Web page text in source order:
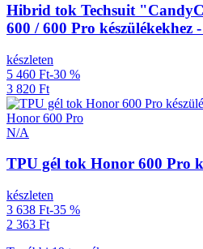
Hibrid tok Techsuit
600 / 600 Pro készülékekhez
készleten
5 460 Ft-30 %
3 820 Ft
Honor 600 Pro
N/A
TPU gél tok Honor 600 Pro
készleten
3 638 Ft-35 %
2 363 Ft